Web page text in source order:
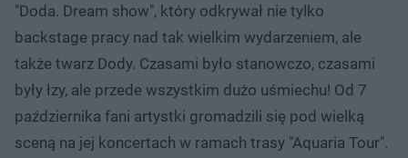
"Doda. Dream show", który odkrywał nie tylko
backstage pracy nad tak wielkim wydarzeniem, ale
także twarz Dody. Czasami było stanowczo, czasami
były łzy, ale przede wszystkim dużo uśmiechu! Od 7
października fani artystki gromadzili się pod wielką
sceną na jej koncertach w ramach trasy "Aquaria Tour".